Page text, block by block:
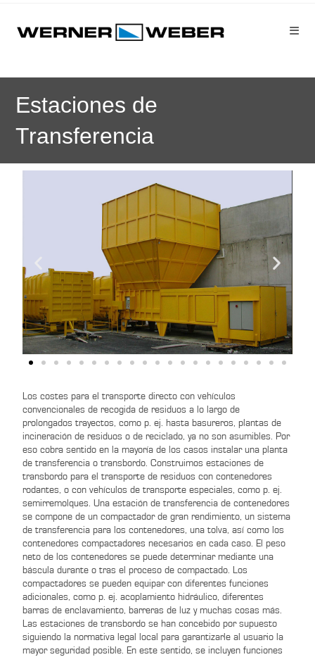
Estaciones de
Transferencia
Los costes para el transporte directo con vehículos
convencionales de recogida de residuos a lo largo de
prolongados trayectos, como p. ej. hasta basureros, plantas de
incineración de residuos o de reciclado, ya no son asumibles. Por
eso cobra sentido en la mayoría de los casos instalar una planta
de transferencia o transbordo. Construimos estaciones de
transbordo para el transporte de residuos con contenedores
rodantes, o con vehículos de transporte especiales, como p. ej.
semirremolques. Una estación de transferencia de contenedores
se compone de un compactador de gran rendimiento, un sistema
de transferencia para los contenedores, una tolva, así como los
contenedores compactadores necesarios en cada caso. El peso
neto de los contenedores se puede determinar mediante una
báscula durante o tras el proceso de compactado. Los
compactadores se pueden equipar con diferentes funciones
adicionales, como p. ej. acoplamiento hidráulico, diferentes
barras de enclavamiento, barreras de luz y muchas cosas más.
Las estaciones de transbordo se han concebido por supuesto
siguiendo la normativa legal local para garantizarle al usuario la
mayor seguridad posible. En este sentido, se incluyen funciones